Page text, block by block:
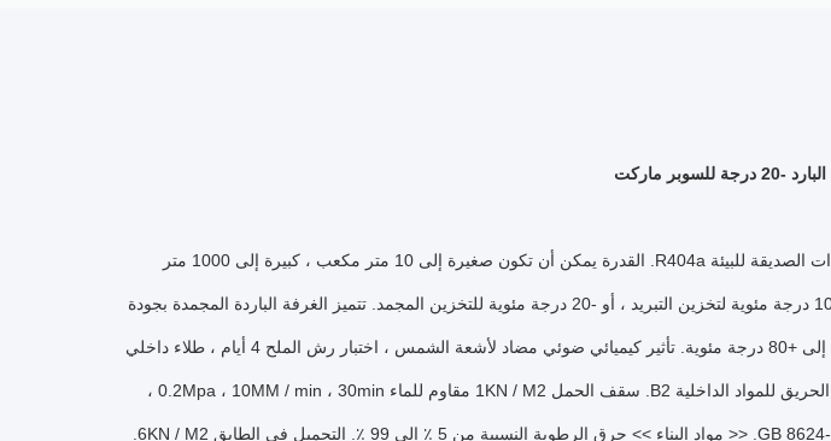
القدرة يمكن أن تكون صغيرة إلى 10 متر مكعب ، كبيرة إلى 1000 متر
تتميز الغرفة الباردة المجمدة بجودة
تأثير كيميائي ضوئي مضاد لأشعة الشمس ، اختبار رش الملح 4 أيام ، طلاء داخلي
سقف الحمل 1KN / M2 مقاوم للماء 0.2Mpa ، 10MM / min ، 30min ،
<< مواد البناء >> حرق الرطوبة النسبية من 5 ٪ إلى 99 ٪. التحميل في الطابق 6KN / M2.